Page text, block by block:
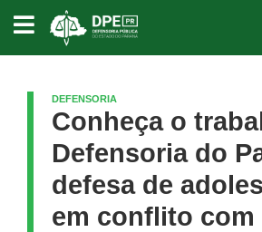
DEFENSORIA
PÚBLICA
DO
ESTADO
DEFENSORIA
Conheça o
Defensoria do
defesa de
em conflito com